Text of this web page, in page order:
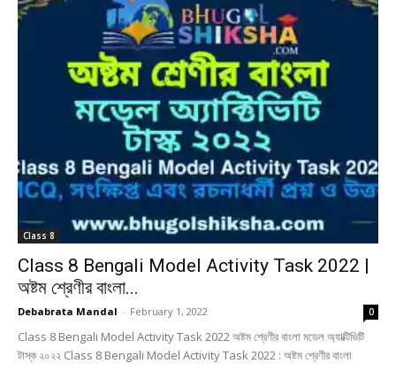
Class 8
Class 8 Bengali Model Activity Task 2022 |
অষ্টম শ্রেণীর বাংলা...
Debabrata Mandal - February 1, 2022 0
Class 8 Bengali Model Activity Task 2022 অষ্টম শ্রেণীর বাংলা মডেল অ্যাক্টিভিটি
টাস্ক ২০২২ Class 8 Bengali Model Activity Task 2022 : অষ্টম শ্রেণীর বাংলা